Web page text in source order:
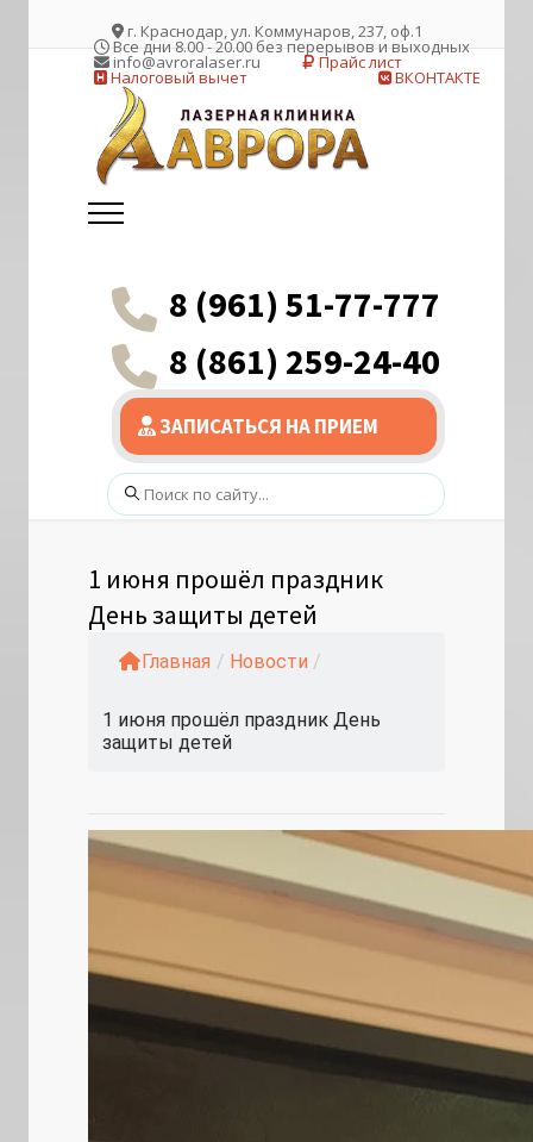
г. Краснодар, ул. Коммунаров, 237, оф.1
Все дни 8.00 - 20.00 без перерывов и выходных
info@avroralaser.ru Прайс лист
Налоговый вычет ВКОНТАКТЕ
8 (961) 51-77-777
8 (861) 259-24-40
ЗАПИСАТЬСЯ НА ПРИЕМ
Поиск:
1 июня прошёл праздник
День защиты детей
Главная / Новости /
1 июня прошёл праздник День
защиты детей